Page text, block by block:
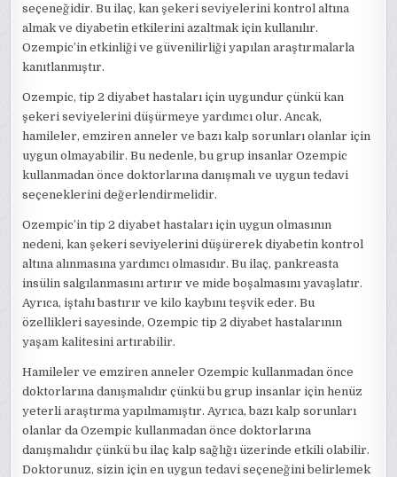
seçeneğidir. Bu ilaç, kan şekeri seviyelerini kontrol altına
almak ve diyabetin etkilerini azaltmak için kullanılır.
Ozempic’in etkinliği ve güvenilirliği yapılan araştırmalarla
kanıtlanmıştır.
Ozempic, tip 2 diyabet hastaları için uygundur çünkü kan
şekeri seviyelerini düşürmeye yardımcı olur. Ancak,
hamileler, emziren anneler ve bazı kalp sorunları olanlar için
uygun olmayabilir. Bu nedenle, bu grup insanlar Ozempic
kullanmadan önce doktorlarına danışmalı ve uygun tedavi
seçeneklerini değerlendirmelidir.
Ozempic’in tip 2 diyabet hastaları için uygun olmasının
nedeni, kan şekeri seviyelerini düşürerek diyabetin kontrol
altına alınmasına yardımcı olmasıdır. Bu ilaç, pankreasta
insülin salgılanmasını artırır ve mide boşalmasını yavaşlatır.
Ayrıca, iştahı bastırır ve kilo kaybını teşvik eder. Bu
özellikleri sayesinde, Ozempic tip 2 diyabet hastalarının
yaşam kalitesini artırabilir.
Hamileler ve emziren anneler Ozempic kullanmadan önce
doktorlarına danışmalıdır çünkü bu grup insanlar için henüz
yeterli araştırma yapılmamıştır. Ayrıca, bazı kalp sorunları
olanlar da Ozempic kullanmadan önce doktorlarına
danışmalıdır çünkü bu ilaç kalp sağlığı üzerinde etkili olabilir.
Doktorunuz, sizin için en uygun tedavi seçeneğini belirlemek